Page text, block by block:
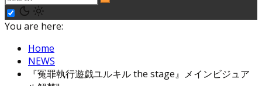
You are here:
Home
NEWS
『冤罪執行遊戯ユルキル the stage』メインビジュア